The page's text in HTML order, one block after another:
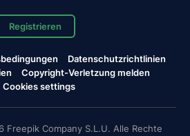
Registrieren
Datenschutzrichtlinien
Copyright-Verletzung melden
Cookies settings
Company S.L.U. Alle Rechte